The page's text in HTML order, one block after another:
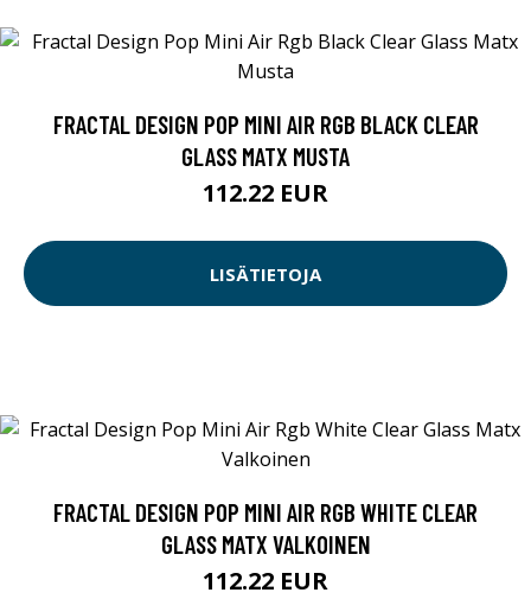
FRACTAL DESIGN POP MINI AIR RGB BLACK CLEAR
GLASS MATX MUSTA
112.22 EUR
LISÄTIETOJA
FRACTAL DESIGN POP MINI AIR RGB WHITE CLEAR
GLASS MATX VALKOINEN
112.22 EUR